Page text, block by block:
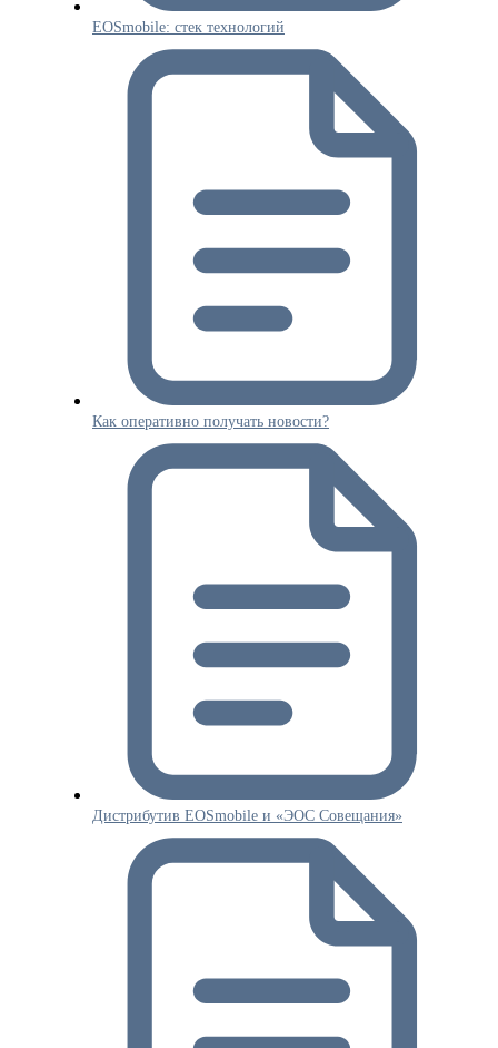
EOSmobile: стек технологий
Как оперативно получать новости?
Дистрибутив EOSmobile и «ЭОС Совещания»